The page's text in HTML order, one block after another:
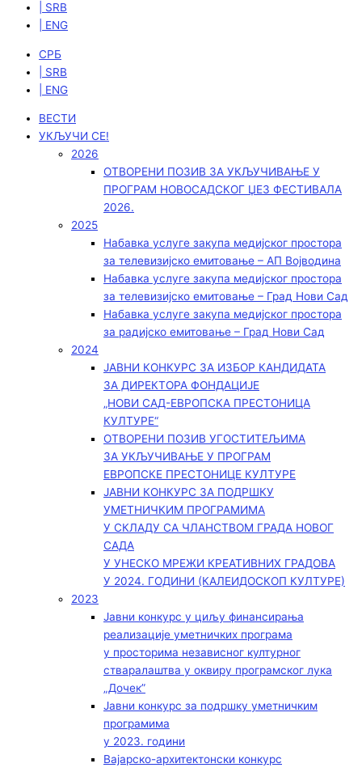
| SRB
| ENG
СРБ
| SRB
| ENG
ВЕСТИ
УКЉУЧИ СЕ!
2026
ОТВОРЕНИ ПОЗИВ ЗА УКЉУЧИВАЊЕ У
ПРОГРАМ НОВОСАДСКОГ ЏЕЗ ФЕСТИВАЛА
2026.
2025
Набавка услуге закупа медијског простора
за телевизијско емитовање – АП Војводинa
Набавка услуге закупа медијског простора
за телевизијско емитовање – Град Нови Сад
Набавка услуге закупа медијског простора
за радијско емитовање – Град Нови Сад
2024
ЈАВНИ КОНКУРС ЗА ИЗБОР КАНДИДАТА
ЗА ДИРЕКТОРА ФОНДАЦИЈЕ
„НОВИ САД-ЕВРОПСКА ПРЕСТОНИЦА
КУЛТУРЕ“
ОТВОРЕНИ ПОЗИВ УГОСТИТЕЉИМА
ЗА УКЉУЧИВАЊЕ У ПРОГРАМ
ЕВРОПСКЕ ПРЕСТОНИЦЕ КУЛТУРЕ
ЈАВНИ КОНКУРС ЗА ПОДРШКУ
УМЕТНИЧКИМ ПРОГРАМИМА
У СКЛАДУ СА ЧЛАНСТВОМ ГРАДА НОВОГ
САДА
У УНЕСКО МРЕЖИ КРЕАТИВНИХ ГРАДОВА
У 2024. ГОДИНИ (КАЛЕИДОСКОП КУЛТУРЕ)
2023
Јавни конкурс у циљу финансирања
реализације уметничких програма
у просторима независног културног
стваралаштва у оквиру програмског лука
„Дочек”
Јавни конкурс за подршку уметничким
програмима
у 2023. години
Вајарско-архитектонски конкурс